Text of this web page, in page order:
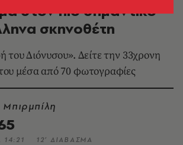
στον πιο σημαντικό
σκηνοθέτη
του Διόνυσου». Δείτε την 33χρονη
μέσα από 70 φωτογραφίες
Μπιρμπίλη
14:21 12’ ΔΙΑΒΑΣΜΑ